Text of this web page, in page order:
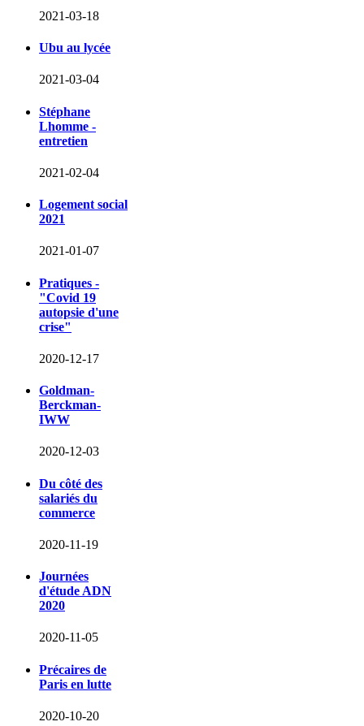
2021-03-18
Ubu au lycée
2021-03-04
Stéphane
Lhomme -
entretien
2021-02-04
Logement social
2021
2021-01-07
Pratiques -
"Covid 19
autopsie d'une
crise"
2020-12-17
Goldman-
Berckman-
IWW
2020-12-03
Du côté des
salariés du
commerce
2020-11-19
Journées
d'étude ADN
2020
2020-11-05
Précaires de
Paris en lutte
2020-10-20